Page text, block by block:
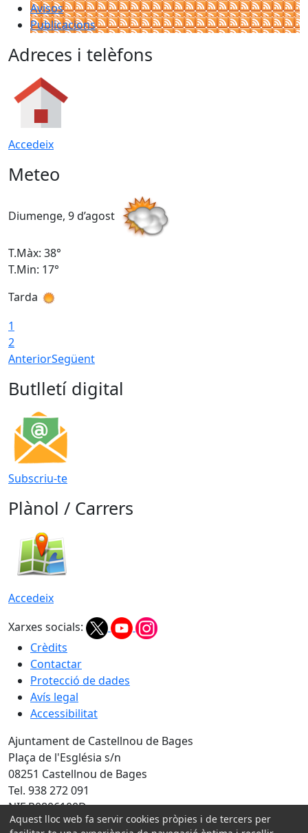
Avisos
Publicacions
Adreces i telèfons
Accedeix
Meteo
Diumenge, 9 d’agost
T.Màx: 38°
T.Min: 17°
Tarda
1
2
AnteriorSegüent
Butlletí digital
Subscriu-te
Plànol / Carrers
Accedeix
Xarxes socials:
Crèdits
Contactar
Protecció de dades
Avís legal
Accessibilitat
Ajuntament de Castellnou de Bages
Plaça de l'Església s/n
08251 Castellnou de Bages
Tel. 938 272 091
NIF P0806100D
Aquest lloc web fa servir cookies pròpies i de tercers per